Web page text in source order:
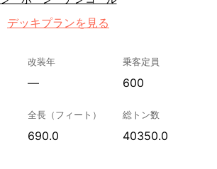
デッキプランを見る
改装年
—
乗客定員
600
全長（フィート）
690.0
総トン数
40350.0